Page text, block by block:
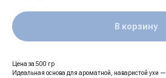
В корзину
Цена за 500 гр
Идеальная основа для ароматной, наваристой ухи —